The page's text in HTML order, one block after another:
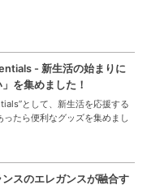
- 新生活の始まりに
を集めました！
として、新生活を応援する
たら便利なグッズを集めまし
スのエレガンスが融合す